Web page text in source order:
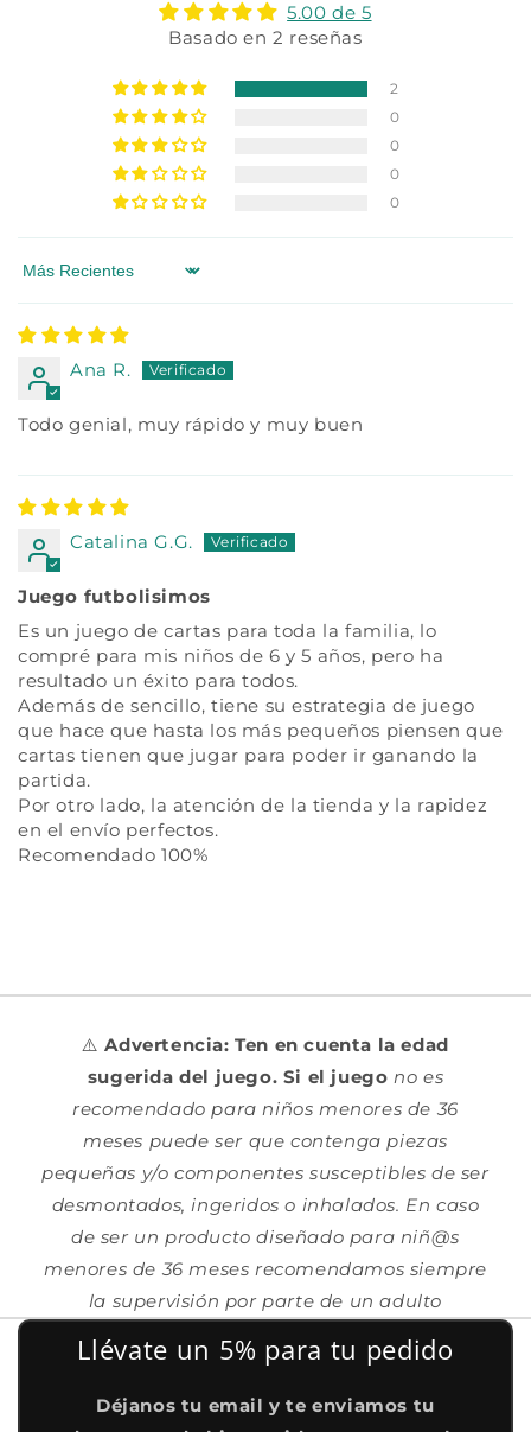
5.00 de 5
Basado en 2 reseñas
2
0
0
0
0
Sort by
Ana R.
Todo genial, muy rápido y muy buen
Catalina G.G.
Juego futbolisimos
Es un juego de cartas para toda la familia, lo
compré para mis niños de 6 y 5 años, pero ha
resultado un éxito para todos.
Además de sencillo, tiene su estrategia de juego
que hace que hasta los más pequeños piensen que
cartas tienen que jugar para poder ir ganando la
partida.
Por otro lado, la atención de la tienda y la rapidez
en el envío perfectos.
Recomendado 100%
⚠️Advertencia: Ten en cuenta la edad
sugerida del juego. Si el juego no es
recomendado para niños menores de 36
meses puede ser que contenga piezas
pequeñas y/o componentes susceptibles de ser
desmontados, ingeridos o inhalados. En caso
de ser un producto diseñado para niñ@s
menores de 36 meses recomendamos siempre
la supervisión por parte de un adulto
Llévate un 5% para tu pedido
Déjanos tu email y te enviamos tu